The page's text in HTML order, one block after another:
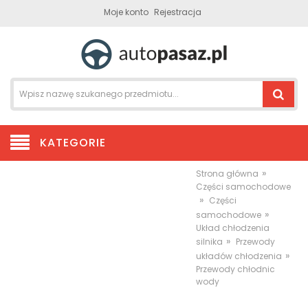
Moje konto Rejestracja
KATEGORIE
Strona główna »
Części samochodowe
» Części
samochodowe »
Układ chłodzenia
silnika » Przewody
układów chłodzenia »
Przewody chłodnic
wody